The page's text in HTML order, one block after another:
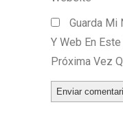
Guarda Mi
Y Web En
Próxima Vez